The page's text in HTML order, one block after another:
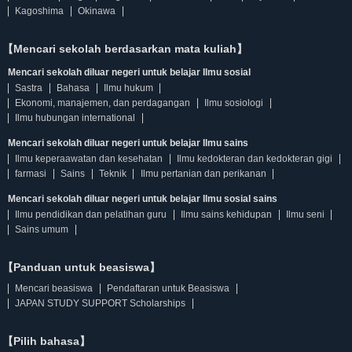
Kagoshima
Okinawa
【Mencari sekolah berdasarkan mata kuliah】
Mencari sekolah diluar negeri untuk belajar Ilmu sosial
Sastra
Bahasa
Ilmu hukum
Ekonomi, manajemen, dan perdagangan
Ilmu sosiologi
Ilmu hubungan international
Mencari sekolah diluar negeri untuk belajar Ilmu sains
Ilmu keperaawatan dan kesehatan
Ilmu kedokteran dan kedokteran gigi
farmasi
Sains Teknik Ilmu pertanian dan perikanan
Mencari sekolah diluar negeri untuk belajar Ilmu sosial sains
Ilmu pendidikan dan pelatihan guru
Ilmu sains kehidupan
Ilmu seni
Sains umum
【Panduan untuk beasiswa】
Mencari beasiswa
Pendaftaran untuk Beasiswa
JAPAN STUDY SUPPORT Scholarships
【Pilih bahasa】